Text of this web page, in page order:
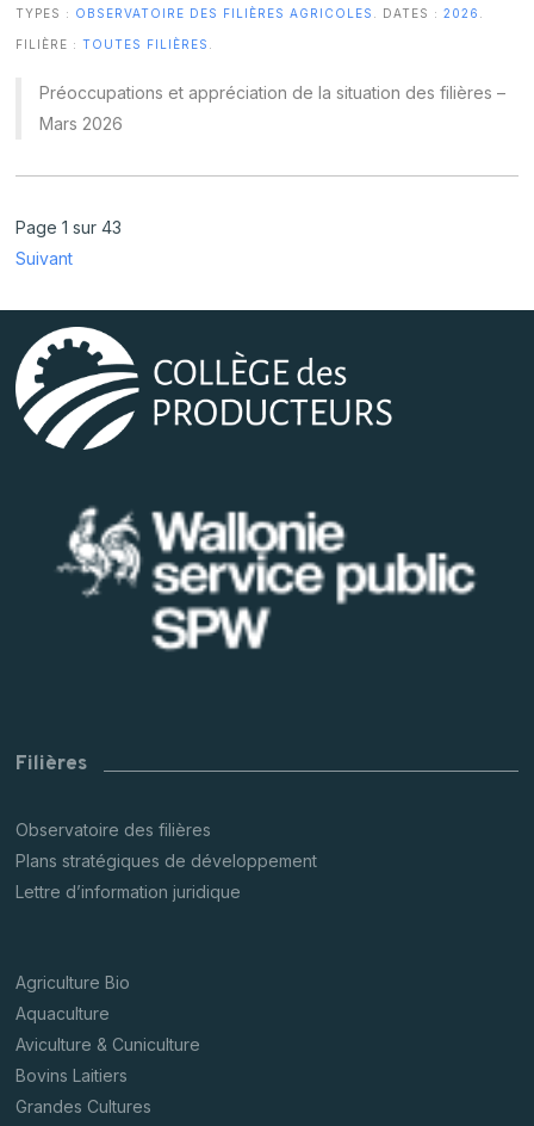
TYPES : OBSERVATOIRE DES FILIÈRES AGRICOLES . DATES :2026
FILIÈRE :TOUTES FILIÈRES
Préoccupations et appréciation de la situation des filières –
Mars 2026
Page 1 sur 43
Suivant
Filières
Observatoire des filières
Plans stratégiques de développement
Lettre d’information juridique
Agriculture Bio
Aquaculture
Aviculture & Cuniculture
Bovins Laitiers
Grandes Cultures